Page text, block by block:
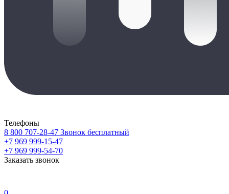
Телефоны
8 800 707-28-47 Звонок бесплатный
+7 969 999-15-47
+7 969 999-54-70
Заказать звонок